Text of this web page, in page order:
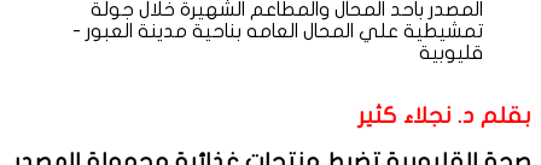
بقلم د. نجلاء كثير